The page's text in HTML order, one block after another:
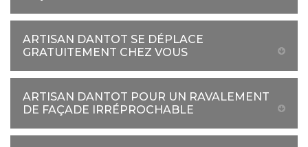
ARTISAN DANTOT SE DÉPLACE
GRATUITEMENT CHEZ VOUS
ARTISAN DANTOT POUR UN RAVALEMENT
DE FAÇADE IRRÉPROCHABLE